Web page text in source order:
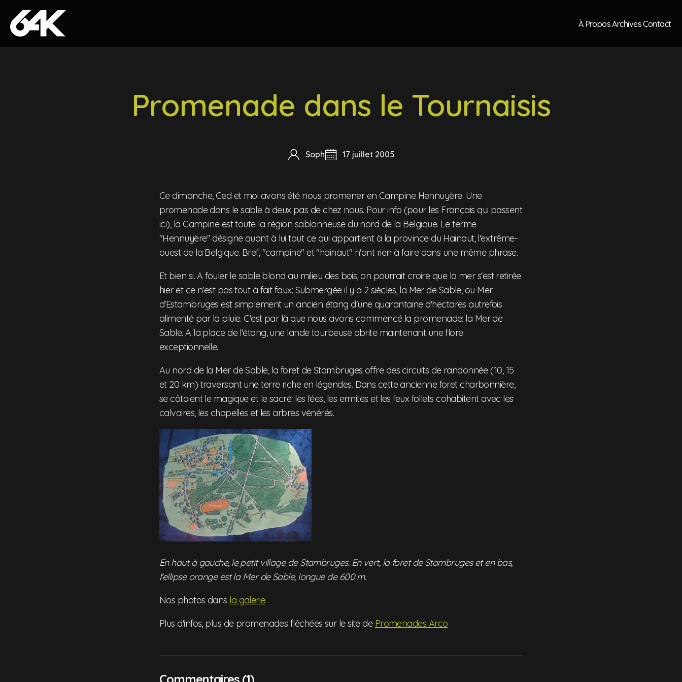
Skip to content
À ProposArchivesContact
Promenade dans le Tournaisis
Soph 17 juillet 2005
Ce dimanche, Ced et moi avons été nous promener en Campine Hennuyère. Une
promenade dans le sable à deux pas de chez nous. Pour info (pour les Français qui passent
ici), la Campine est toute la région sablonneuse du nord de la Belgique. Le terme
"Hennuyère" désigne quant à lui tout ce qui appartient à la province du Hainaut, l'extrême-
ouest de la Belgique. Bref, "campine" et "hainaut" n'ont rien à faire dans une même phrase.
Et bien si. A fouler le sable blond au milieu des bois, on pourrait croire que la mer s'est retirée
hier et ce n'est pas tout à fait faux: Submergée il y a 2 siècles, la Mer de Sable, ou Mer
d'Estambruges est simplement un ancien étang d'une quarantaine d'hectares autrefois
alimenté par la pluie. C'est par là que nous avons commencé la promenade: la Mer de
Sable. A la place de l'étang, une lande tourbeuse abrite maintenant une flore
exceptionnelle.
Au nord de la Mer de Sable, la foret de Stambruges offre des circuits de randonnée (10, 15
et 20 km) traversant une terre riche en légendes. Dans cette ancienne foret charbonnière,
se côtoient le magique et le sacré: les fées, les ermites et les feux follets cohabitent avec les
calvaires, les chapelles et les arbres vénérés.
En haut à gauche, le petit village de Stambruges. En vert, la foret de Stambruges et en bas,
l'ellipse orange est la Mer de Sable, longue de 600 m.
Nos photos dans la galerie
Plus d'infos, plus de promenades flêchées sur le site de Promenades Arco
Commentaires (1)